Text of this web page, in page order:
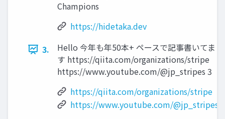
Champions
https://hidetaka.dev
3.
Hello 今年も年50本+ ペースで記事書いてま
す https://qiita.com/organizations/stripe
https://www.youtube.com/@jp_stripes 3
https://qiita.com/organizations/stripe
https://www.youtube.com/@jp_stripes